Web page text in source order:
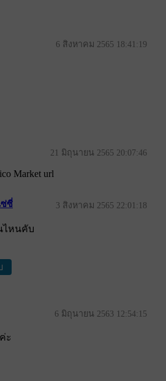
6 สิงหาคม 2565 18:41:19
21 มิถุนายน 2565 20:07:46
Market url
ซ่ซี่ 3 สิงหาคม 2565 22:01:18
ไหนคับ
6 มิถุนายน 2563 12:54:15
ะ